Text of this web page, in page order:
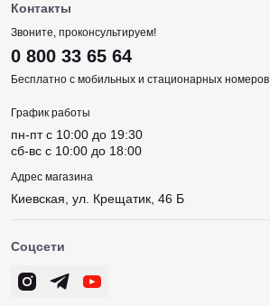
Контакты
Звоните, проконсультируем!
0 800 33 65 64
Бесплатно с мобильных и стационарных номеров
График работы
пн-пт c 10:00 до 19:30
сб-вс c 10:00 до 18:00
Адрес магазина
Киевская, ул. Крещатик, 46 Б
Соцсети